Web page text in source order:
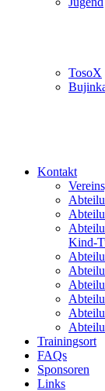
TosoX
Kontakt
Kind-
Trainingsort
FAQs
Sponsoren
Links